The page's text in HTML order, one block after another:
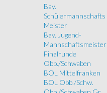
Bay.
Schülermannschafts
Meister
Bay. Jugend-
Mannschaftsmeister
Finalrunde
Obb./Schwaben
BOL Mittelfranken
BOL Obb./Schw.